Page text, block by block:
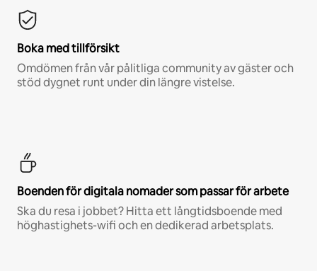
Boka med tillförsikt
Omdömen från vår pålitliga community av gäster och
stöd dygnet runt under din längre vistelse.
Boenden för digitala nomader som passar för arbete
Ska du resa i jobbet? Hitta ett långtidsboende med
höghastighets-wifi och en dedikerad arbetsplats.